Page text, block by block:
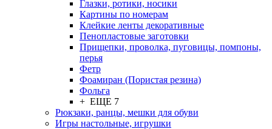
Глазки, ротики, носики
Картины по номерам
Клейкие ленты декоративные
Пенопластовые заготовки
Прищепки, проволка, пуговицы, помпоны,
перья
Фетр
Фоамиран (Пористая резина)
Фольга
+ ЕЩЕ 7
Рюкзаки, ранцы, мешки для обуви
Игры настольные, игрушки